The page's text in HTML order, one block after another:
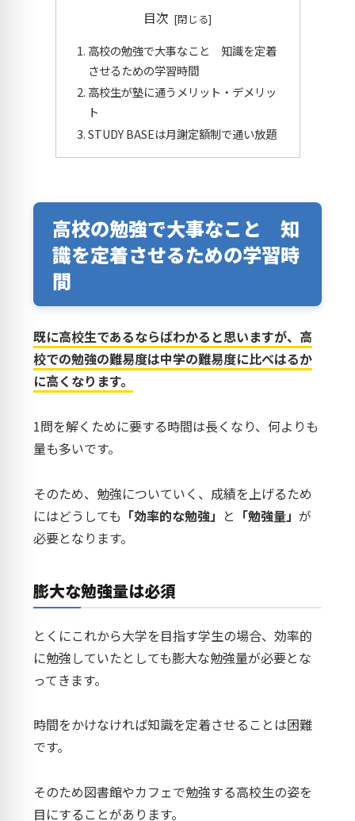
目次
高校の勉強で大事なこと 知識を定着
させるための学習時間
高校生が塾に通うメリット・デメリッ
ト
STUDY BASEは月謝定額制で通い放題
高校の勉強で大事なこと 知
識を定着させるための学習時
間
既に高校生であるならばわかると思いますが、高
校での勉強の難易度は中学の難易度に比べはるか
に高くなります。
1問を解くために要する時間は長くなり、何よりも
量も多いです。
そのため、勉強についていく、成績を上げるため
にはどうしても 「効率的な勉強」 と 「勉強量」が
必要となります。
膨大な勉強量は必須
とくにこれから大学を目指す学生の場合、効率的
に勉強していたとしても膨大な勉強量が必要とな
ってきます。
時間をかけなければ知識を定着させることは困難
です。
そのため図書館やカフェで勉強する高校生の姿を
目にすることがあります。